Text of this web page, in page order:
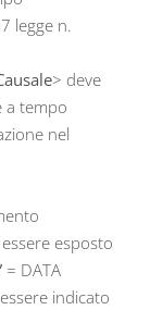
legge n.
> deve
a tempo
nel
esposto
= DATA
indicato